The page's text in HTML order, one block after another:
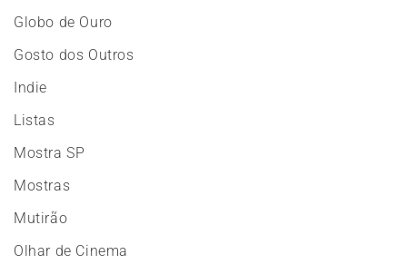
Globo de Ouro
Gosto dos Outros
Indie
Listas
Mostra SP
Mostras
Mutirão
Olhar de Cinema